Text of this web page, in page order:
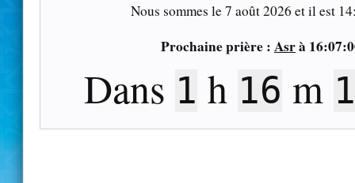
Nous sommes le7 août 2026 et il est
Prochaine prière : Asrà
Dans 1 h 16 m